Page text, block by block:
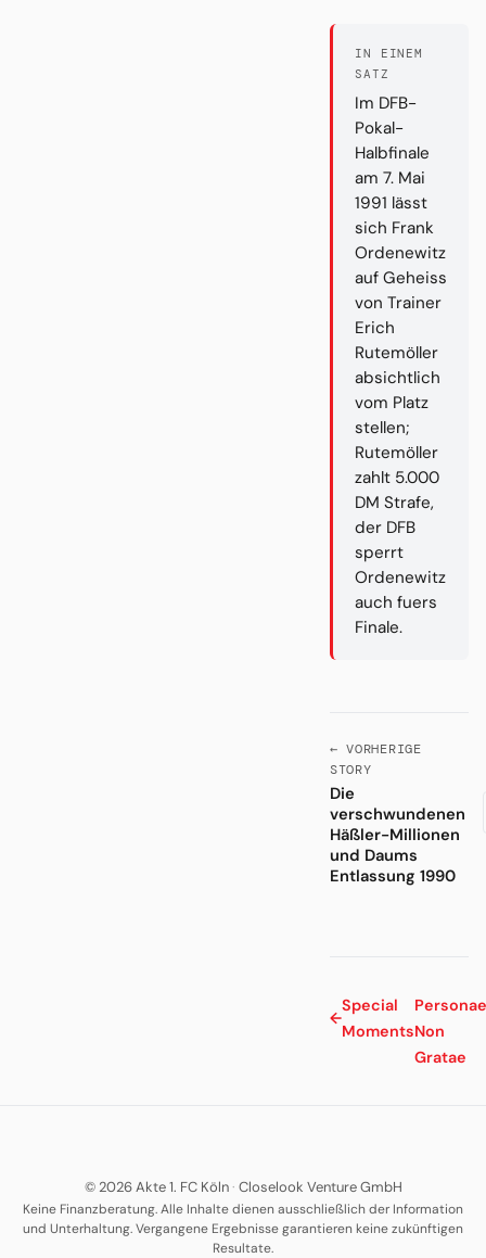
IN EINEM
SATZ
Im DFB-
Pokal-
Halbfinale
am 7. Mai
1991 lässt
sich Frank
Ordenewitz
auf Geheiss
von Trainer
Erich
Rutemöller
absichtlich
vom Platz
stellen;
Rutemöller
zahlt 5.000
DM Strafe,
der DFB
sperrt
Ordenewitz
auch fuers
Finale.
← VORHERIGE
STORY
Die
verschwundenen
Häßler-Millionen
und Daums
Entlassung 1990
←
Special
Moments
Personae
Non
Gratae
© 2026 Akte 1. FC Köln· Closelook Venture GmbH
Keine Finanzberatung. Alle Inhalte dienen ausschließlich der Information
und Unterhaltung. Vergangene Ergebnisse garantieren keine zukünftigen
Resultate.